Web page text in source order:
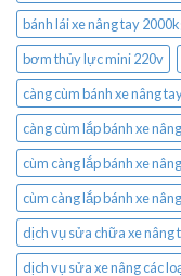
bánh lái xe nâng tay
bơm thủy lực mini 220v
càng cùm bánh xe nâng
càng cùm lắp bánh xe
cùm càng lắp bánh xe
cùm càng lắp bánh xe
dịch vụ sửa chữa xe nâng
dịch vụ sửa xe nâng các